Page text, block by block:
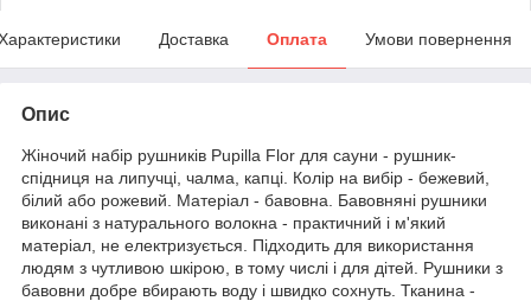
Доставка Оплата Умови повернення
Опис
Жіночий набір рушників Pupilla Flor для сауни - рушник-
спідниця на липучці, чалма, капці. Колір на вибір - бежевий,
білий або рожевий. Матеріал - бавовна. Бавовняні рушники
виконані з натурального волокна - практичний і м'який
матеріал, не електризується. Підходить для використання
людям з чутливою шкірою, в тому числі і для дітей. Рушники з
бавовни добре вбирають воду і швидко сохнуть. Тканина -